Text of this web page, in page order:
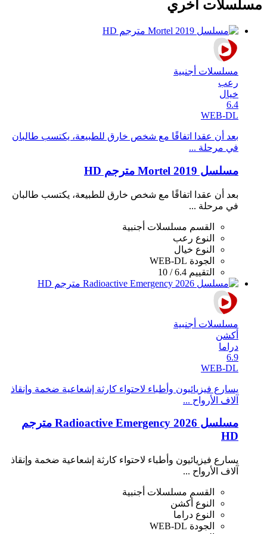
مسلسلات اخري
مسلسلات أجنبية
رعب
خيال
6.4
WEB-DL
بعد أن عقدا اتفاقًا مع شخص خارق للطبيعة، يكتسب طالبان
في مرحلة ...
مسلسل Mortel 2019 مترجم HD
بعد أن عقدا اتفاقًا مع شخص خارق للطبيعة، يكتسب طالبان
في مرحلة ...
القسم مسلسلات أجنبية
النوع رعب
النوع خيال
الجودة WEB-DL
التقييم 6.4 / 10
مسلسلات أجنبية
أكشن
دراما
6.9
WEB-DL
يسارع فيزيائيون وأطباء لاحتواء كارثة إشعاعية ضخمة وإنقاذ
آلاف الأرواح ...
مسلسل Radioactive Emergency 2026 مترجم
HD
يسارع فيزيائيون وأطباء لاحتواء كارثة إشعاعية ضخمة وإنقاذ
آلاف الأرواح ...
القسم مسلسلات أجنبية
النوع أكشن
النوع دراما
الجودة WEB-DL